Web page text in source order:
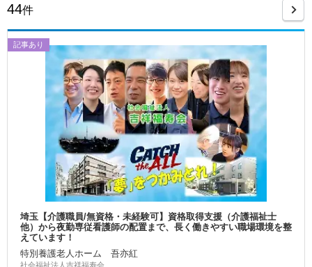
44件
記事あり
埼玉【介護職員/無資格・未経験可】資格取得支援（介護福祉士
他）から夜勤専従看護師の配置まで、長く働きやすい職場環境を整
えています！
特別養護老人ホーム 吾亦紅
社会福祉法人吉祥福寿会